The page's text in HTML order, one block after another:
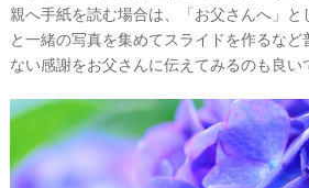
親へ手紙を読む場合は、「お父さんへ」
と一緒の写真を集めてスライドを作るな
ない感謝をお父さんに伝えてみるのも良い